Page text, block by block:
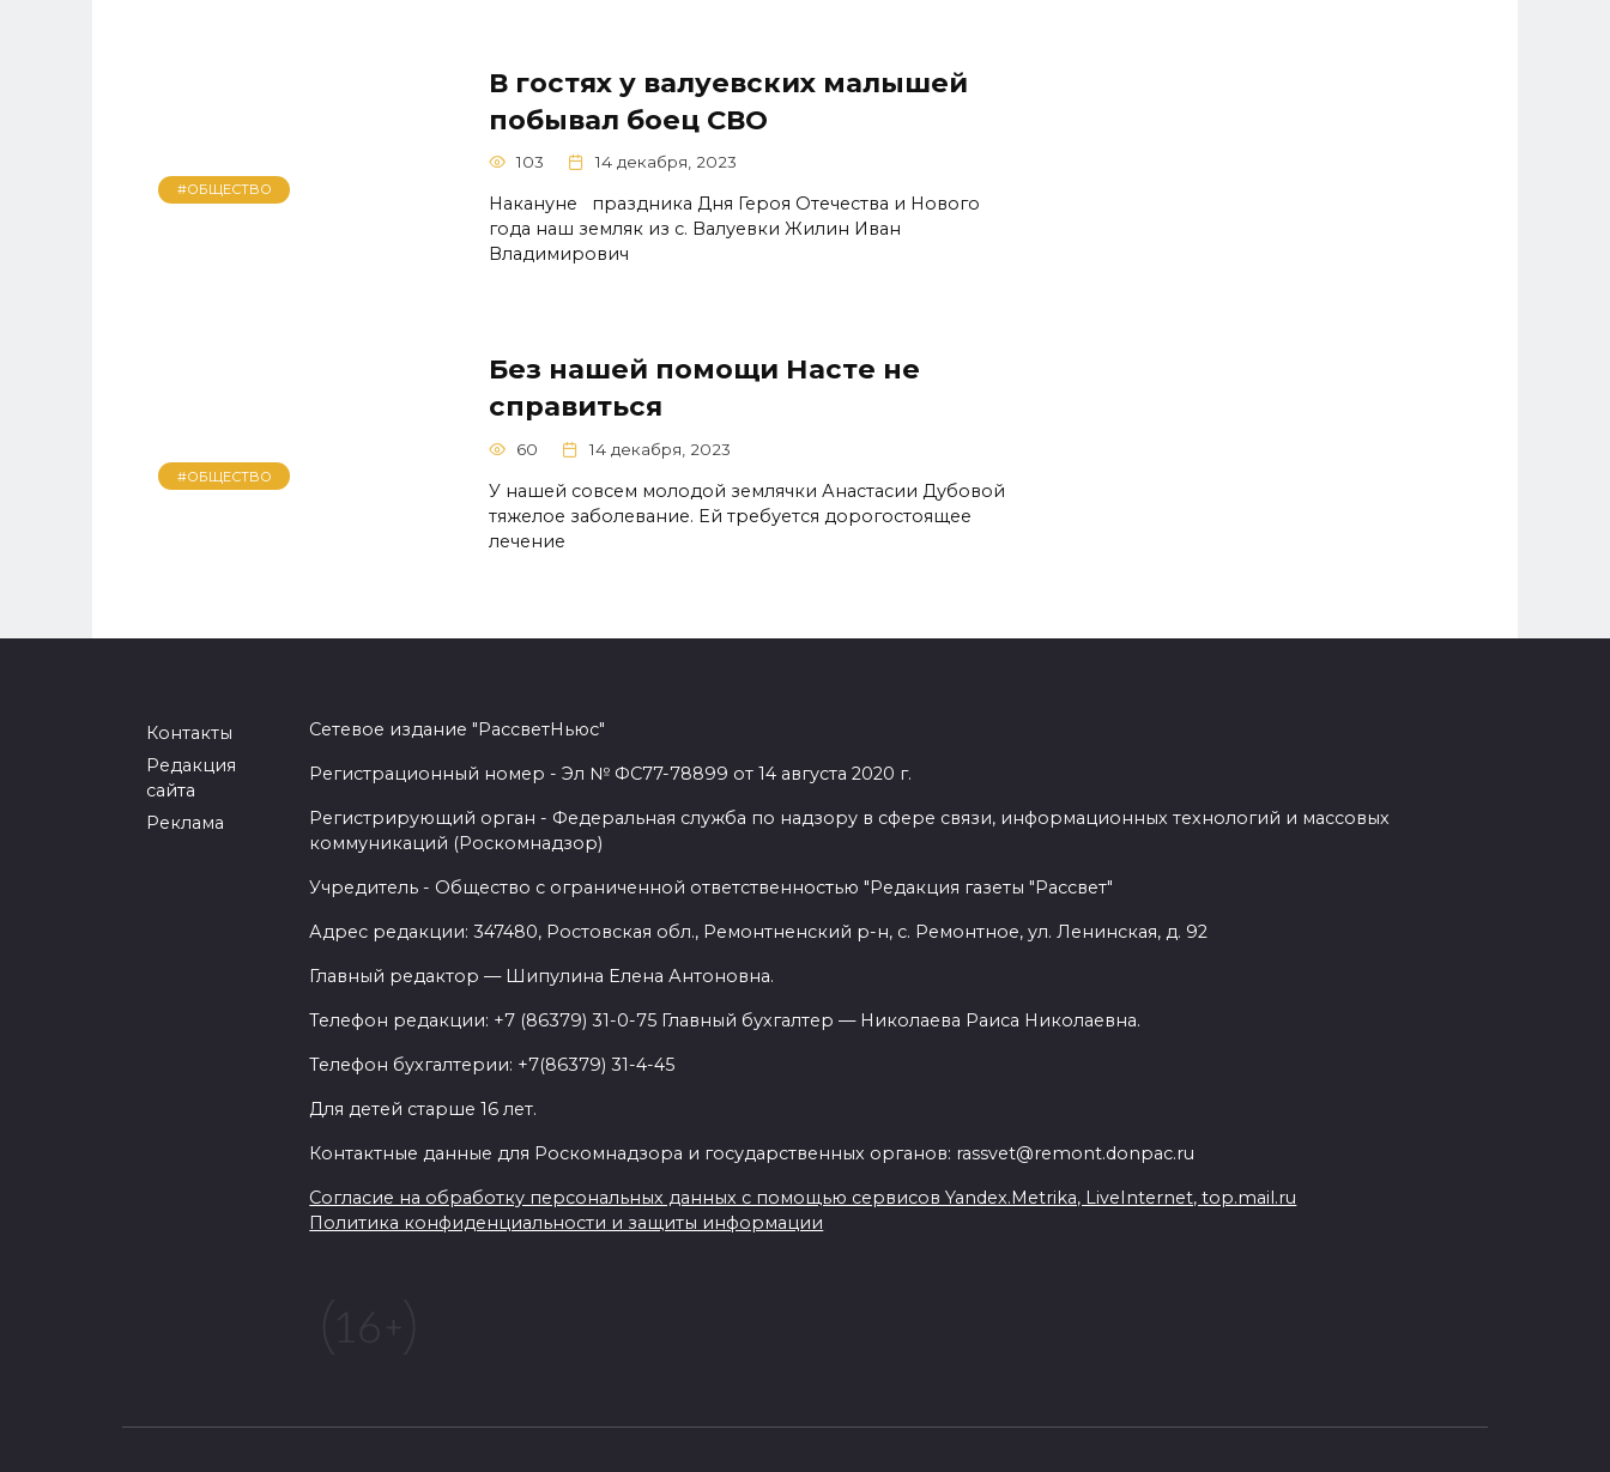
#ОБЩЕСТВО
В гостях у валуевских малышей
побывал боец СВО
103 14 декабря, 2023
Накануне праздника Дня Героя Отечества и Нового
года наш земляк из с. Валуевки Жилин Иван
Владимирович
#ОБЩЕСТВО
Без нашей помощи Насте не
справиться
60 14 декабря, 2023
У нашей совсем молодой землячки Анастасии Дубовой
тяжелое заболевание. Ей требуется дорогостоящее
лечение
Контакты
Редакция
сайта
Реклама
Сетевое издание "РассветНьюс"
Регистрационный номер - Эл № ФС77-78899 от 14 августа 2020 г.
Регистрирующий орган - Федеральная служба по надзору в сфере связи, информационных технологий и массовых
коммуникаций (Роскомнадзор)
Учредитель - Общество с ограниченной ответственностью "Редакция газеты "Рассвет"
Адрес редакции: 347480, Ростовская обл., Ремонтненский р-н, с. Ремонтное, ул. Ленинская, д. 92
Главный редактор — Шипулина Елена Антоновна.
Телефон редакции: +7 (86379) 31-0-75 Главный бухгалтер — Николаева Раиса Николаевна.
Телефон бухгалтерии: +7(86379) 31-4-45
Для детей старше 16 лет.
Контактные данные для Роскомнадзора и государственных органов: rassvet@remont.donpac.ru
Согласие на обработку персональных данных с помощью сервисов Yandex.Metrika, LiveInternet, top.mail.ru
Политика конфиденциальности и защиты информации